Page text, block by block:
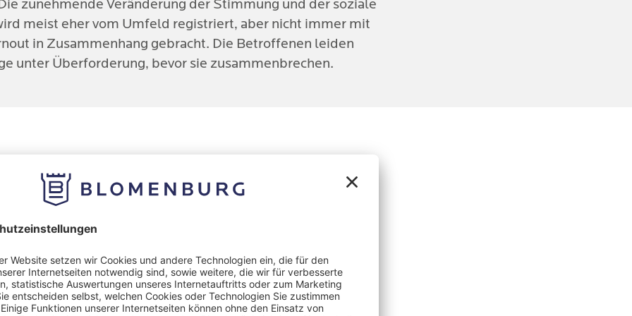
Fällen ist die Angst vor der Arbeit auch Ausdruck
Angsterkrankung oder einer sozialen Phobie, die sich
Kontext besonders stark zeigt.
zunehmende Veränderung der Stimmung und der soziale
meist eher vom Umfeld registriert, aber nicht immer mit
in Zusammenhang gebracht. Die Betroffenen leiden
unter Überforderung, bevor sie zusammenbrechen.
Wenn Dauerstress zur
wird
Burnout?